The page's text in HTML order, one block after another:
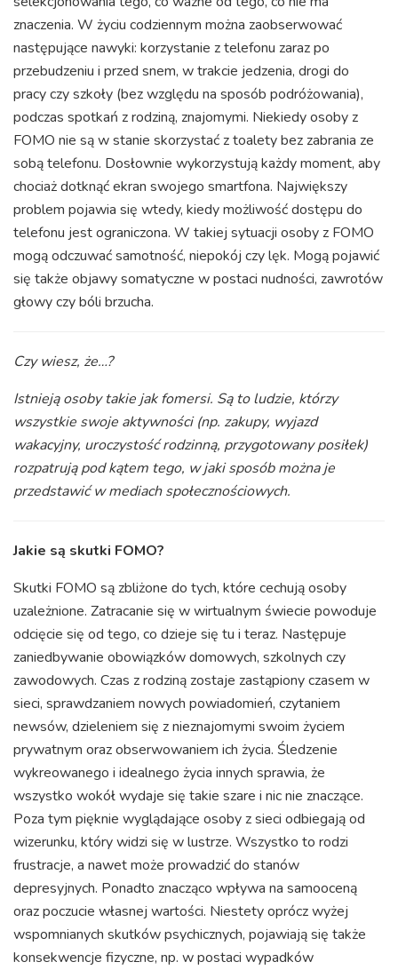
znaczenia. W życiu codziennym można zaobserwować
następujące nawyki: korzystanie z telefonu zaraz po
przebudzeniu i przed snem, w trakcie jedzenia, drogi do
pracy czy szkoły (bez względu na sposób podróżowania),
podczas spotkań z rodziną, znajomymi. Niekiedy osoby z
FOMO nie są w stanie skorzystać z toalety bez zabrania ze
sobą telefonu. Dosłownie wykorzystują każdy moment, aby
chociaż dotknąć ekran swojego smartfona. Największy
problem pojawia się wtedy, kiedy możliwość dostępu do
telefonu jest ograniczona. W takiej sytuacji osoby z FOMO
mogą odczuwać samotność, niepokój czy lęk. Mogą pojawić
się także objawy somatyczne w postaci nudności, zawrotów
głowy czy bóli brzucha.
Czy wiesz, że…?
Istnieją osoby takie jak fomersi. Są to ludzie, którzy
wszystkie swoje aktywności (np. zakupy, wyjazd
wakacyjny, uroczystość rodzinną, przygotowany posiłek)
rozpatrują pod kątem tego, w jaki sposób można je
przedstawić w mediach społecznościowych.
Jakie są skutki FOMO?
Skutki FOMO są zbliżone do tych, które cechują osoby
uzależnione. Zatracanie się w wirtualnym świecie powoduje
odcięcie się od tego, co dzieje się tu i teraz. Następuje
zaniedbywanie obowiązków domowych, szkolnych czy
zawodowych. Czas z rodziną zostaje zastąpiony czasem w
sieci, sprawdzaniem nowych powiadomień, czytaniem
newsów, dzieleniem się z nieznajomymi swoim życiem
prywatnym oraz obserwowaniem ich życia. Śledzenie
wykreowanego i idealnego życia innych sprawia, że
wszystko wokół wydaje się takie szare i nic nie znaczące.
Poza tym pięknie wyglądające osoby z sieci odbiegają od
wizerunku, który widzi się w lustrze. Wszystko to rodzi
frustracje, a nawet może prowadzić do stanów
depresyjnych. Ponadto znacząco wpływa na samooceną
oraz poczucie własnej wartości. Niestety oprócz wyżej
wspomnianych skutków psychicznych, pojawiają się także
konsekwencje fizyczne, np. w postaci wypadków